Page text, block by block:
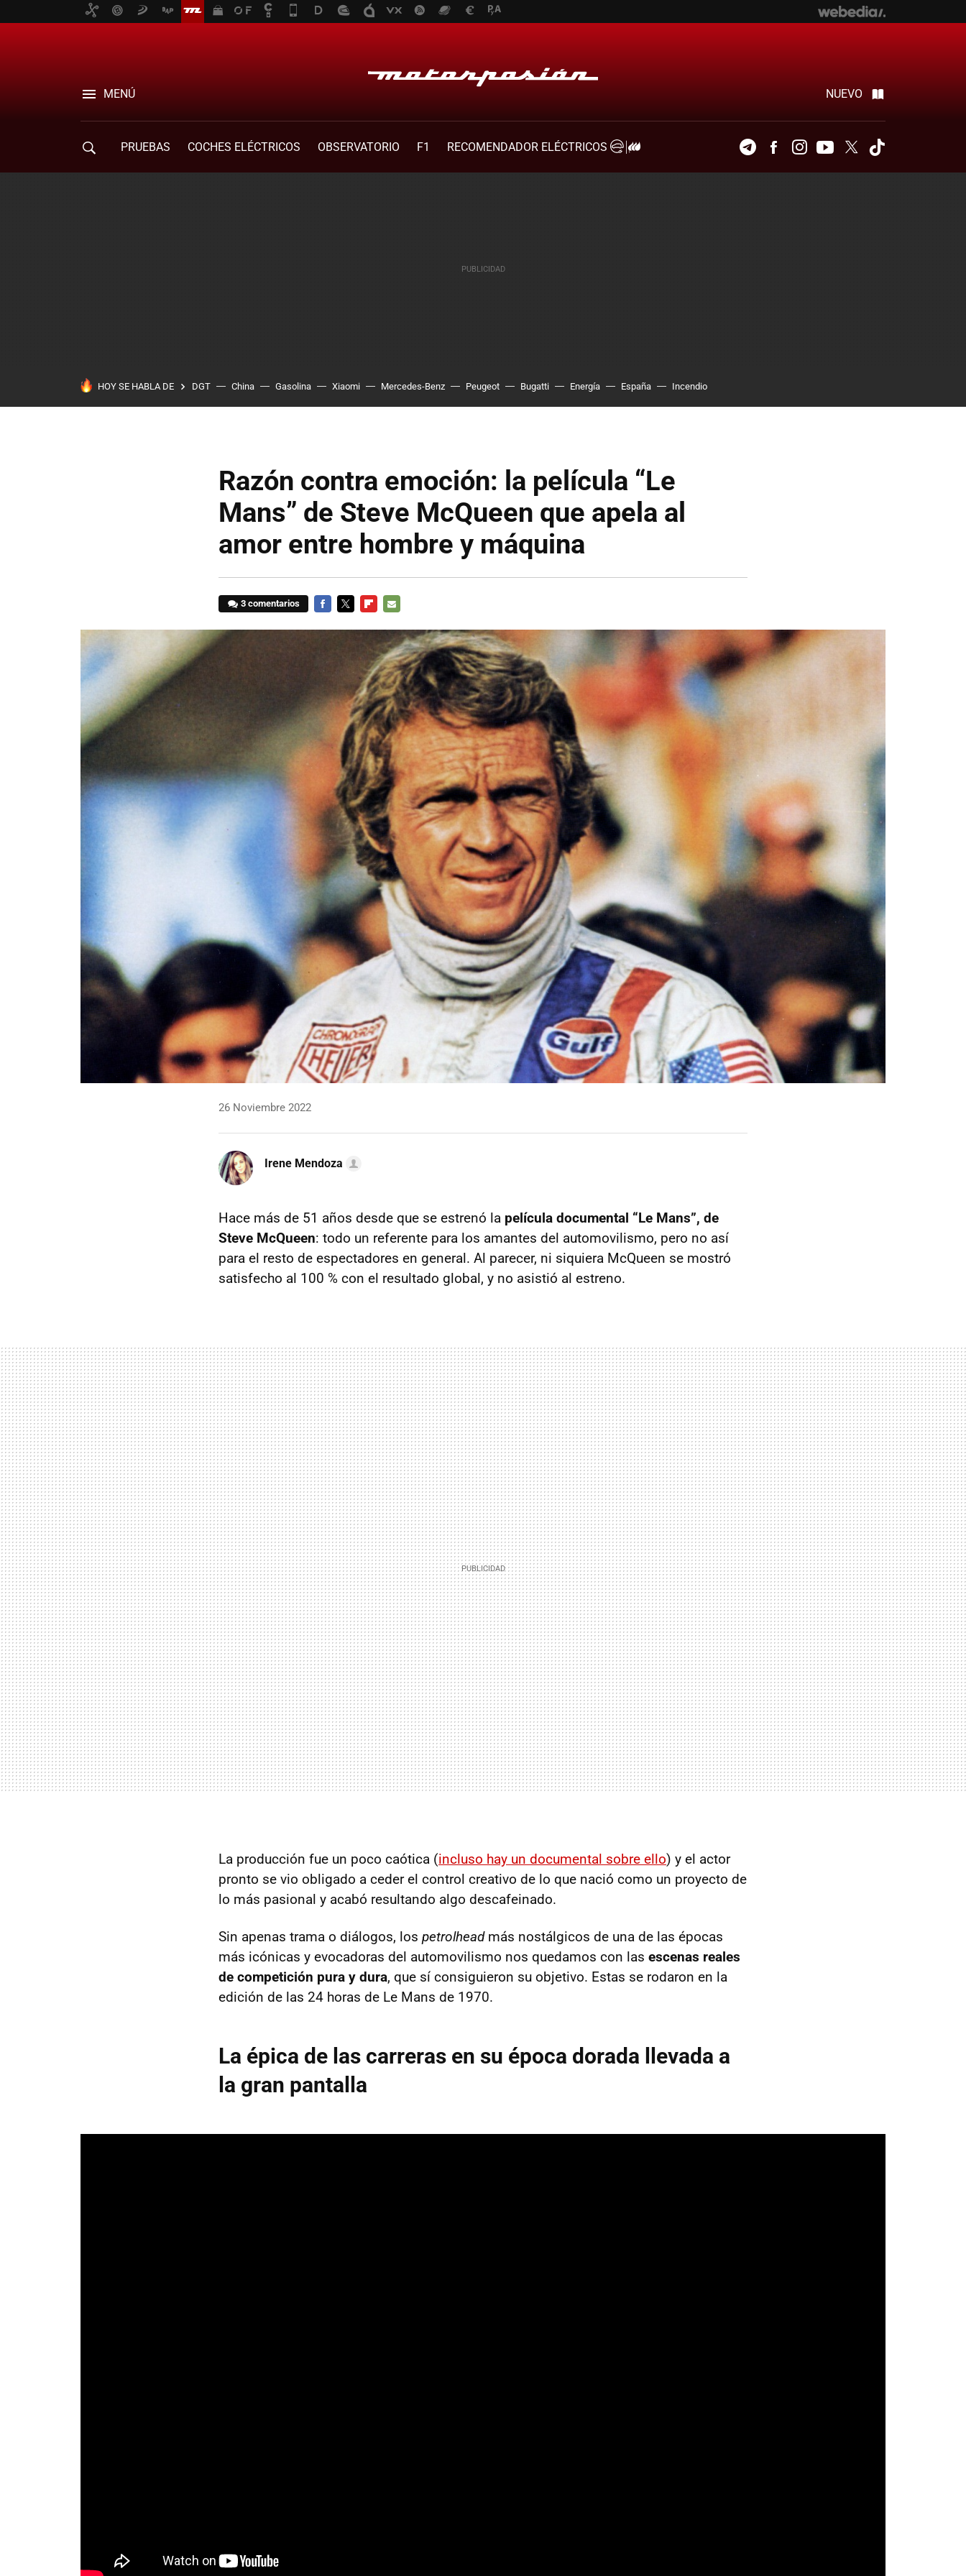
MENÚ NUEVO
PRUEBAS COCHES ELÉCTRICOS OBSERVATORIO F1
RECOMENDADOR ELÉCTRICOS
TelegramFacebookInstagramYoutubeTwitter
HOY SE HABLA DE DGT China Gasolina Xiaomi Mercedes-Benz Peugeot Bugatti Energía España Incendio
Razón contra emoción: la película “Le
Mans” de Steve McQueen que apela al
amor entre hombre y máquina
3 comentarios
MAIL
26 Noviembre 2022
Irene Mendoza
Hace más de 51 años desde que se estrenó la película documental “Le Mans”, de
Steve McQueen: todo un referente para los amantes del automovilismo, pero no así
para el resto de espectadores en general. Al parecer, ni siquiera McQueen se mostró
satisfecho al 100 % con el resultado global, y no asistió al estreno.
La producción fue un poco caótica (incluso hay un documental sobre ello) y el actor
pronto se vio obligado a ceder el control creativo de lo que nació como un proyecto de
lo más pasional y acabó resultando algo descafeinado.
Sin apenas trama o diálogos, los petrolhead más nostálgicos de una de las épocas
más icónicas y evocadoras del automovilismo nos quedamos con las escenas reales
de competición pura y dura, que sí consiguieron su objetivo. Estas se rodaron en la
edición de las 24 horas de Le Mans de 1970.
La épica de las carreras en su época dorada llevada a
la gran pantalla